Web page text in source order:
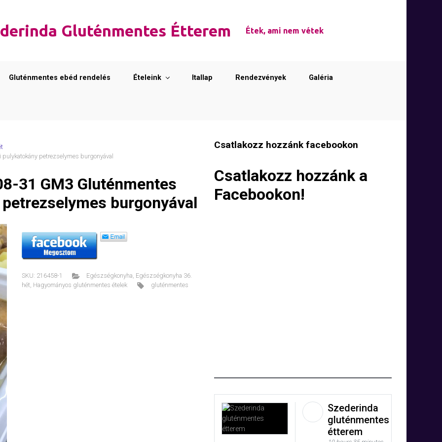
Gluténmentes Étterem Étek, ami nem vétek
Gluténmentes ebéd rendelés Ételeink Itallap Rendezvények Galéria
petrezselymes burgonyával
31 GM3 Gluténmentes
burgonyával
SKU: 216458-1 Egészségkonyha, Egészségkonyha 36.
hét, Hagyományos gluténmentes ételek gluténmentes
Csatlakozz hozzánk facebookon
Csatlakozz hozzánk a
Facebookon!
Szederinda
gluténmentes
étterem